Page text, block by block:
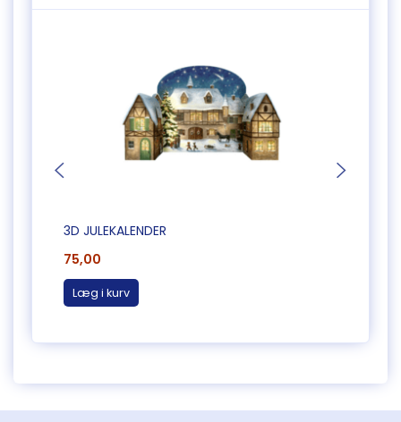
3D JULEKALENDER
75,00
Læg i kurv